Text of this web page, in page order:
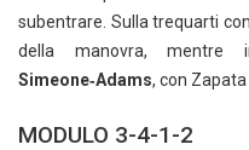
subentrare. Sulla trequarti
della manovra, mentre
Simeone‑Adams, con
MODULO 3-4-1-2